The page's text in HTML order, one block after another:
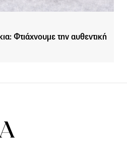
Φτιάχνουμε την αυθεντική